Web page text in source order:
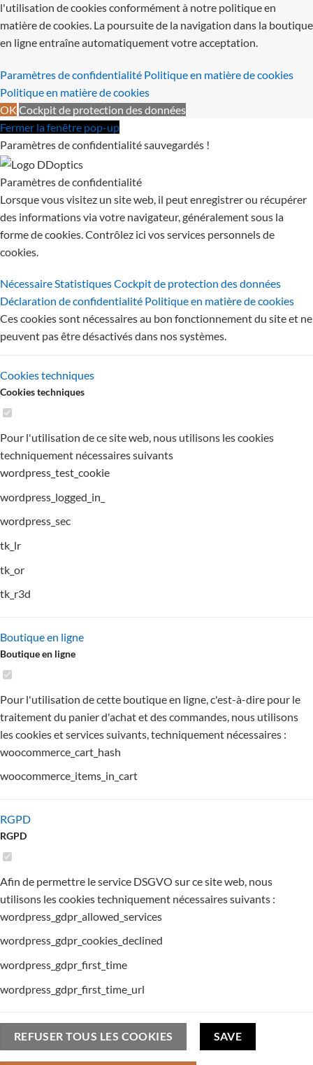
l'utilisation de cookies conformément à notre politique en
matière de cookies. La poursuite de la navigation dans la boutique
en ligne entraîne automatiquement votre acceptation.
Paramètres de confidentialité Politique en matière de cookies
Politique en matière de cookies
OK Cockpit de protection des données
Fermer la fenêtre pop-up
Paramètres de confidentialité sauvegardés !
Paramètres de confidentialité
Lorsque vous visitez un site web, il peut enregistrer ou récupérer
des informations via votre navigateur, généralement sous la
forme de cookies. Contrôlez ici vos services personnels de
cookies.
NécessaireStatistiquesCockpit de protection des données
Déclaration de confidentialité Politique en matière de cookies
Ces cookies sont nécessaires au bon fonctionnement du site et ne
peuvent pas être désactivés dans nos systèmes.
Cookies techniques
Cookies techniques
Pour l'utilisation de ce site web, nous utilisons les cookies
techniquement nécessaires suivants
wordpress_test_cookie
wordpress_logged_in_
wordpress_sec
tk_lr
tk_or
tk_r3d
Boutique en ligne
Boutique en ligne
Pour l'utilisation de cette boutique en ligne, c'est-à-dire pour le
traitement du panier d'achat et des commandes, nous utilisons
les cookies et services suivants, techniquement nécessaires :
woocommerce_cart_hash
woocommerce_items_in_cart
RGPD
RGPD
Afin de permettre le service DSGVO sur ce site web, nous
utilisons les cookies techniquement nécessaires suivants :
wordpress_gdpr_allowed_services
wordpress_gdpr_cookies_declined
wordpress_gdpr_first_time
wordpress_gdpr_first_time_url
REFUSER TOUS LES COOKIES SAVE